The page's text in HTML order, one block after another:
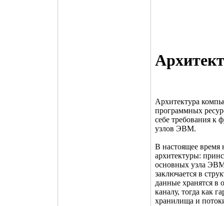
Архитектура
программных
себе требования к
узлов ЭВМ.
В настоящее время
архитектуры:
основных узла
заключается в
данные хранятся в
каналу, тогда как
хранилища и